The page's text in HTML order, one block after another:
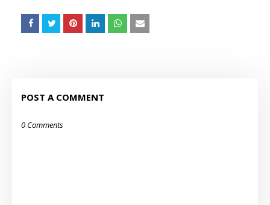
POST A COMMENT
0 Comments